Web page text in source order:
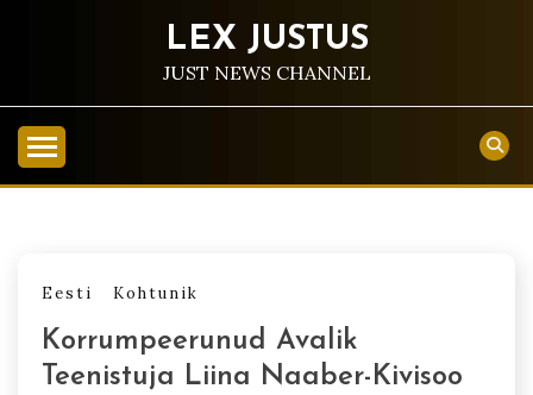
LEX JUSTUS
JUST NEWS CHANNEL
Eesti Kohtunik
Korrumpeerunud Avalik
Teenistuja Liina Naaber-Kivisoo